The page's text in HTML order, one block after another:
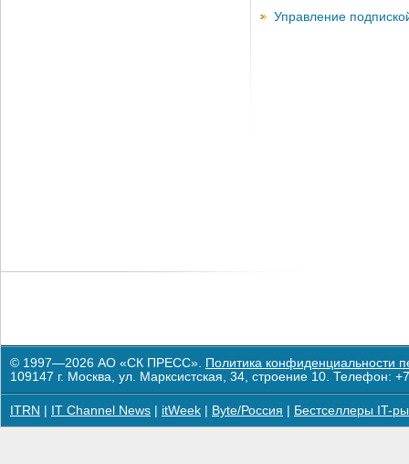
Управление
© 1997—2026 АО «СК ПРЕСС». Политика конфиденциальности
109147 г. Москва, ул. Марксистская, 34, строение 10. Телефон:
ITRN IT Channel News itWeek Byte/Россия Бестселлеры IT-